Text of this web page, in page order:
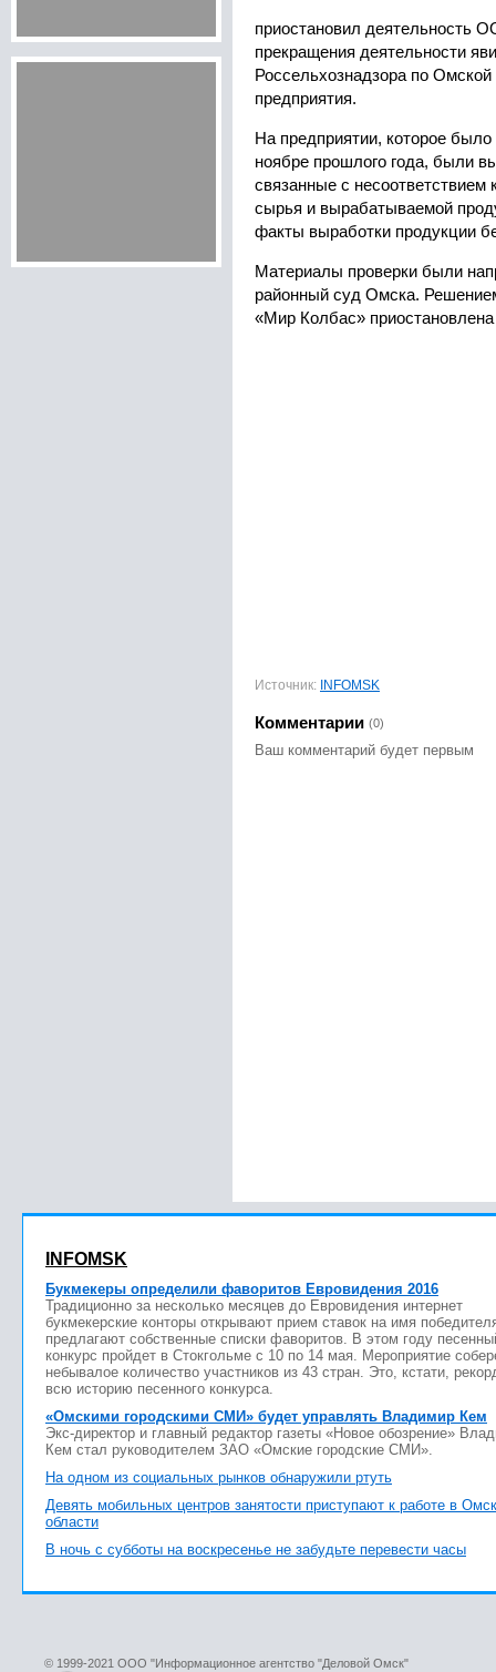
приостановил деятельность
прекращения деятельности
Россельхознадзора по
предприятия.
На предприятии, которое было
ноябре прошлого года, были
связанные с несоответствием
сырья и вырабатываемой
факты выработки продукции
Материалы проверки были
районный суд Омска.
«Мир Колбас» приостановлена
Источник: INFOMSK
Комментарии (0)
Ваш комментарий будет первым
INFOMSK
Букмекеры определили фаворитов Евровидения 2016
Традиционно за несколько месяцев до Евровидения интернет
букмекерские конторы открывают прием ставок на имя
предлагают собственные списки фаворитов. В этом году
конкурс пройдет в Стокгольме с 10 по 14 мая. Мероприятие
небывалое количество участников из 43 стран. Это, кстати,
всю историю песенного конкурса.
«Омскими городскими СМИ» будет управлять Владимир Кем
Экс-директор и главный редактор газеты «Новое обозрение»
Кем стал руководителем ЗАО «Омские городские СМИ».
На одном из социальных рынков обнаружили ртуть
Девять мобильных центров занятости приступают к работе в
области
В ночь с субботы на воскресенье не забудьте перевести часы
© 1999-2021 ООО "Информационное агентство "Деловой Омск"